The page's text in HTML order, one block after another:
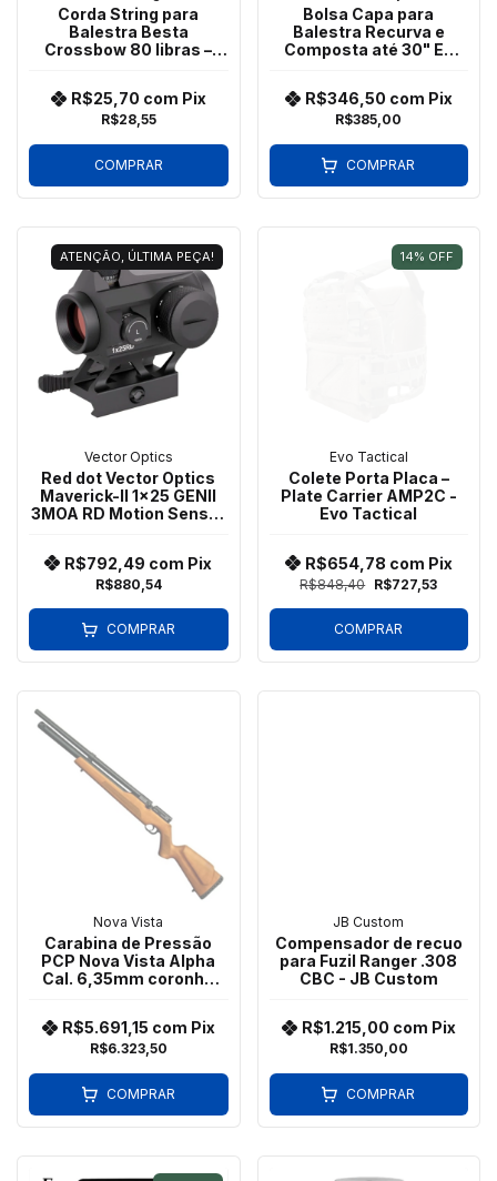
Corda String para
Balestra Besta
Crossbow 80 libras –
R$28,55
R$25,70 com Pix
COMPRAR
Bolsa Capa para
Balestra Recurva e
Composta até 30" Ek
R$385,00
R$346,50 com Pix
COMPRAR
ATENÇÃO, ÚLTIMA PEÇA!
Vector Optics
Red dot Vector Optics
Maverick-II 1x25 GENII
3MOA RD Motion Sensor
R$880,54
R$792,49 com Pix
COMPRAR
14% OFF
Evo Tactical
Colete Porta Placa –
Plate Carrier AMP2C -
Evo Tactical
R$848,40 R$727,53
R$654,78 com Pix
COMPRAR
Nova Vista
Carabina de Pressão
PCP Nova Vista Alpha
Cal. 6,35mm coronha
R$6.323,50
R$5.691,15 com Pix
COMPRAR
JB Custom
Compensador de recuo
para Fuzil Ranger .308
CBC - JB Custom
R$1.350,00
R$1.215,00 com Pix
COMPRAR